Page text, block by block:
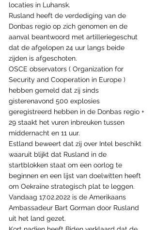
locaties in Luhansk.
Rusland heeft de verdediging van de
Donbas regio op zich genomen en de
aanval beantwoord met artilleriegeschut
dat de afgelopen 24 uur langs beide
zijden is afgeschoten.
OSCE observators ( Organization for
Security and Cooperation in Europe )
hebben gemeld dat zij sinds
gisterenavond 500 explosies
geregistreerd hebben in de Donbas regio +
29 staakt het vuren inbreuken tussen
middernacht en 11 uur.
Estland beweert dat zij over Intel beschikt
waaruit blijkt dat Rusland in de
startblokken staat om een oorlog te
beginnen en een lijst van doelwitten heeft
om Oekraïne strategisch plat te leggen.
Vandaag 17.02.2022 is de Amerikaans
Ambassadeur Bart Gorman door Rusland
uit het land gezet.